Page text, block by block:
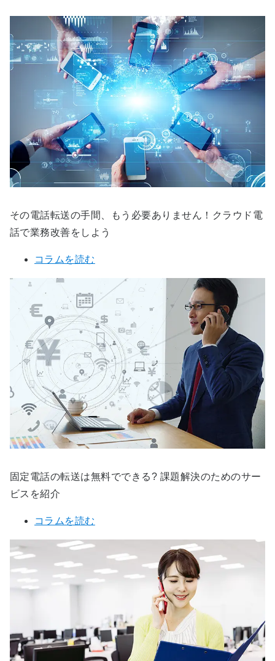
その電話転送の手間、もう必要ありません！クラウド電
話で業務改善をしよう
コラムを読む
固定電話の転送は無料でできる? 課題解決のためのサー
ビスを紹介
コラムを読む